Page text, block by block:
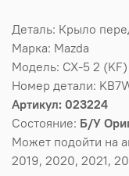
Деталь: Крыло
Марка: Mazda
Модель: CX-5 2 (KF)
Номер детали:
Артикул: 023224
Состояние: Б/У
Может подойти на
2019, 2020, 2021,